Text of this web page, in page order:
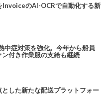
のAI-OCRで自動化する新
中症対策を強化。今年から船員
付き作業服の支給も継続
した新たな配送プラットフォー